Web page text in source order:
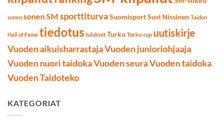
sonen sonen SM sporttiturvaSuomisportSuvi Nissinen Taidon
Hall of Fame tiedotus tulokset Turku Turku-cup uutiskirje
Vuoden aikuisharrastajaVuoden junioriohjaaja
Vuoden nuori taidokaVuoden seuraVuoden taidoka
Vuoden Taidoteko
KATEGORIAT